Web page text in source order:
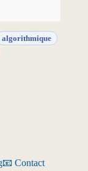
algorithmique
📧 Contact